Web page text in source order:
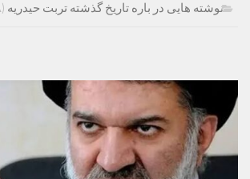
نوشته هایی در باره تاریخ گذشته تربت حیدریه (۳۸)